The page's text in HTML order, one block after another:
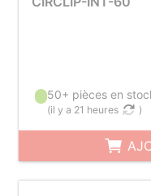
50+ pièces en
(il y a 21 heures )